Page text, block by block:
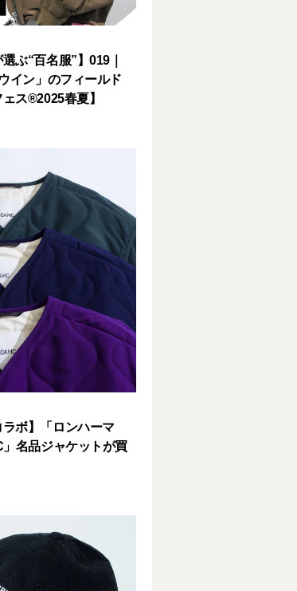
ぶ“百名服”】019｜
イン」のフィールド
ス®2025春夏】
ラボ】「ロンハーマ
名品ジャケットが買